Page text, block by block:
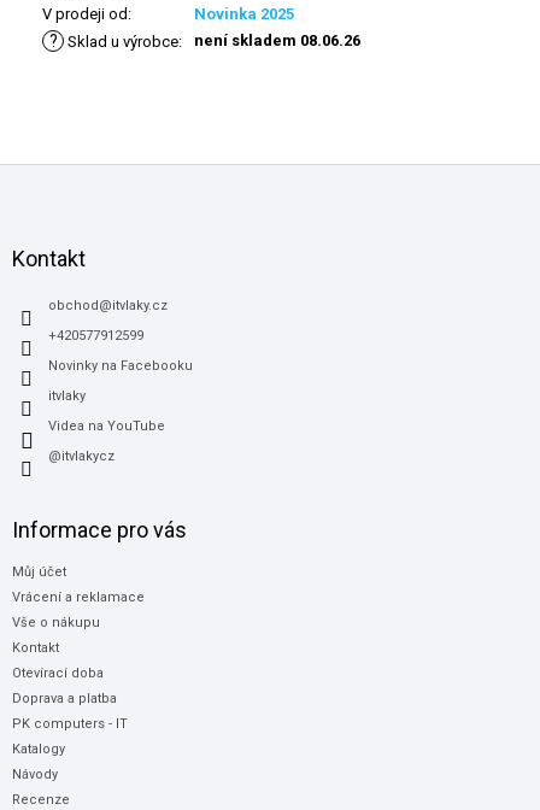
V prodeji od : Novinka 2025
? Sklad u výrobce: není skladem 08.06.26
Kontakt
obchod @itvlaky.cz
+420577912599
Novinky na Facebooku
itvlaky
Videa na YouTube
@itvlakycz
Informace pro vás
Můj účet
Vrácení a reklamace
Vše o nákupu
Kontakt
Otevírací doba
Doprava a platba
PK computers - IT
Katalogy
Návody
Recenze